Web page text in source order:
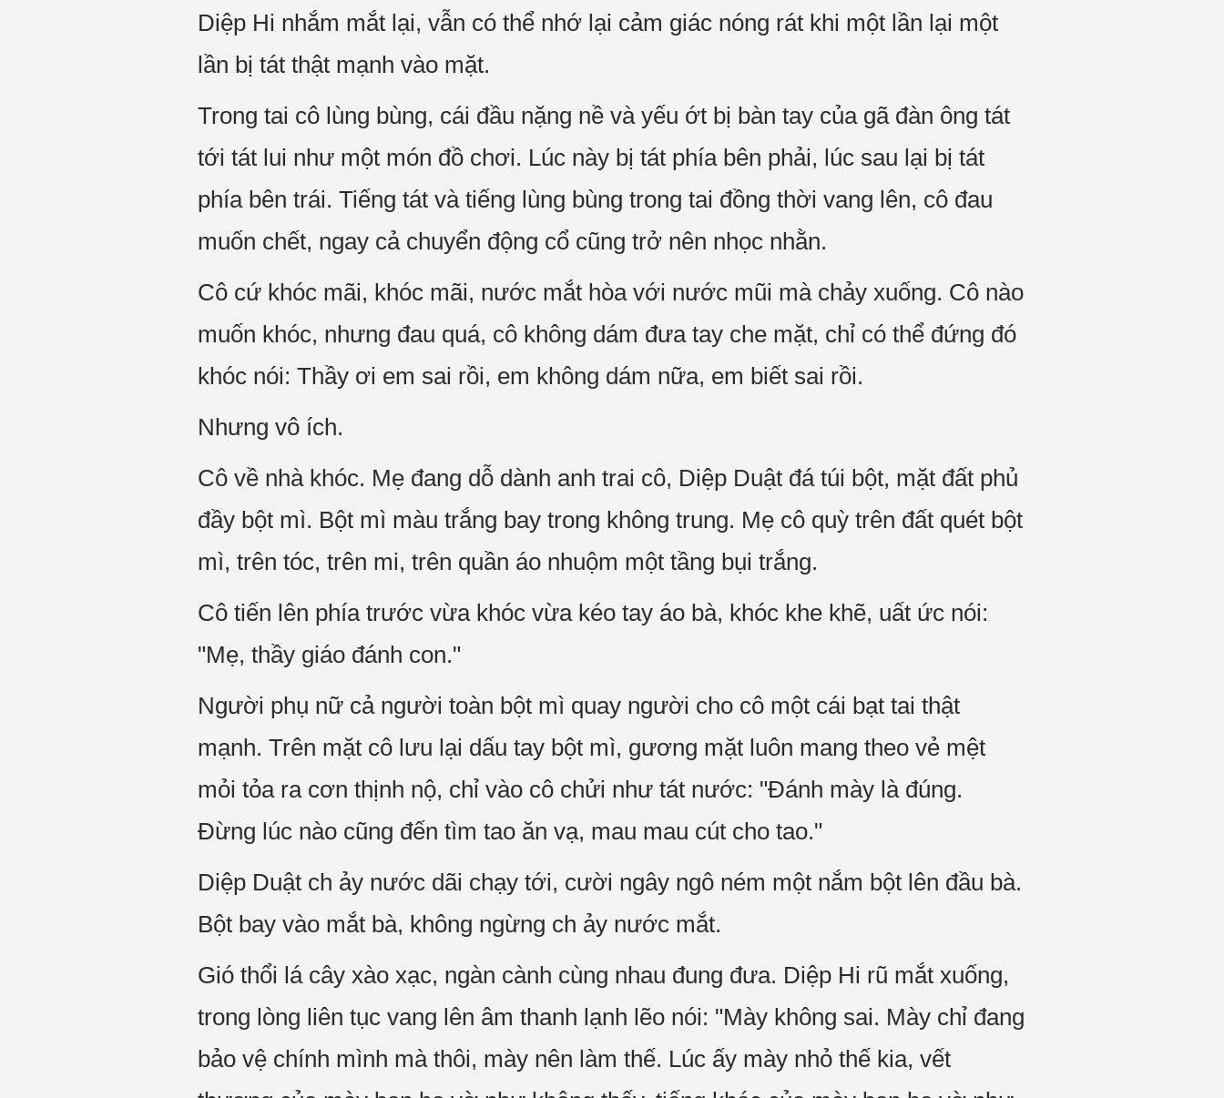
Diệp Hi nhắm mắt lại, vẫn có thể nhớ lại cảm giác nóng rát khi một lần lại một
lần bị tát thật mạnh vào mặt.
Trong tai cô lùng bùng, cái đầu nặng nề và yếu ớt bị bàn tay của gã đàn ông tát
tới tát lui như một món đồ chơi. Lúc này bị tát phía bên phải, lúc sau lại bị tát
phía bên trái. Tiếng tát và tiếng lùng bùng trong tai đồng thời vang lên, cô đau
muốn chết, ngay cả chuyển động cổ cũng trở nên nhọc nhằn.
Cô cứ khóc mãi, khóc mãi, nước mắt hòa với nước mũi mà chảy xuống. Cô nào
muốn khóc, nhưng đau quá, cô không dám đưa tay che mặt, chỉ có thể đứng đó
khóc nói: Thầy ơi em sai rồi, em không dám nữa, em biết sai rồi.
Nhưng vô ích.
Cô về nhà khóc. Mẹ đang dỗ dành anh trai cô, Diệp Duật đá túi bột, mặt đất phủ
đầy bột mì. Bột mì màu trắng bay trong không trung. Mẹ cô quỳ trên đất quét bột
mì, trên tóc, trên mi, trên quần áo nhuộm một tầng bụi trắng.
Cô tiến lên phía trước vừa khóc vừa kéo tay áo bà, khóc khe khẽ, uất ức nói:
"Mẹ, thầy giáo đánh con."
Người phụ nữ cả người toàn bột mì quay người cho cô một cái bạt tai thật
mạnh. Trên mặt cô lưu lại dấu tay bột mì, gương mặt luôn mang theo vẻ mệt
mỏi tỏa ra cơn thịnh nộ, chỉ vào cô chửi như tát nước: "Đánh mày là đúng.
Đừng lúc nào cũng đến tìm tao ăn vạ, mau mau cút cho tao."
Diệp Duật ch ảy nước dãi chạy tới, cười ngây ngô ném một nắm bột lên đầu bà.
Bột bay vào mắt bà, không ngừng ch ảy nước mắt.
Gió thổi lá cây xào xạc, ngàn cành cùng nhau đung đưa. Diệp Hi rũ mắt xuống,
trong lòng liên tục vang lên âm thanh lạnh lẽo nói: "Mày không sai. Mày chỉ đang
bảo vệ chính mình mà thôi, mày nên làm thế. Lúc ấy mày nhỏ thế kia, vết